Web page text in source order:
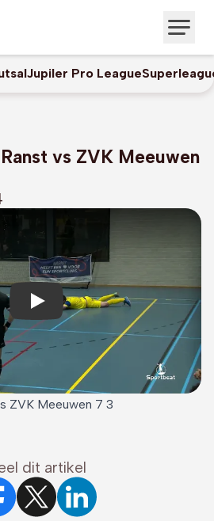
Jupiler Pro League
vs ZVK Meeuwen
Play
ZVK Meeuwen 7 3
dit artikel